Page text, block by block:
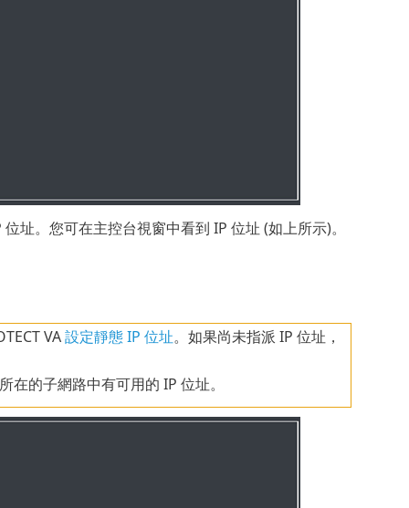
址。您可在主控台視窗中看到 IP 位址 (如上所示)。
VA設定靜態 IP 位址。如果尚未指派 IP 位址，
的子網路中有可用的 IP 位址。